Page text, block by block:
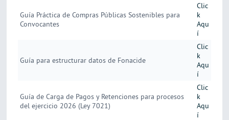
Guía Práctica de Compras Públicas Sostenibles para
Convocantes
Clic
k
Aqu
í
Guía para estructurar datos de Fonacide
Clic
k
Aqu
í
Guía de Carga de Pagos y Retenciones para procesos
del ejercicio 2026 (Ley 7021)
Clic
k
Aqu
í